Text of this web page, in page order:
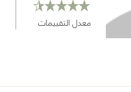
معدل التقييمات